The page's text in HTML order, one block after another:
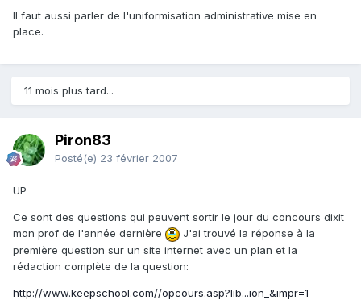
Il faut aussi parler de l'uniformisation administrative mise en
place.
11 mois plus tard...
Piron83
Posté(e) 23 février 2007
UP
Ce sont des questions qui peuvent sortir le jour du concours dixit
mon prof de l'année dernière
J'ai trouvé la réponse à la
première question sur un site internet avec un plan et la
rédaction complète de la question:
http://www.keepschool.com//opcours.asp?lib...ion_&impr=1